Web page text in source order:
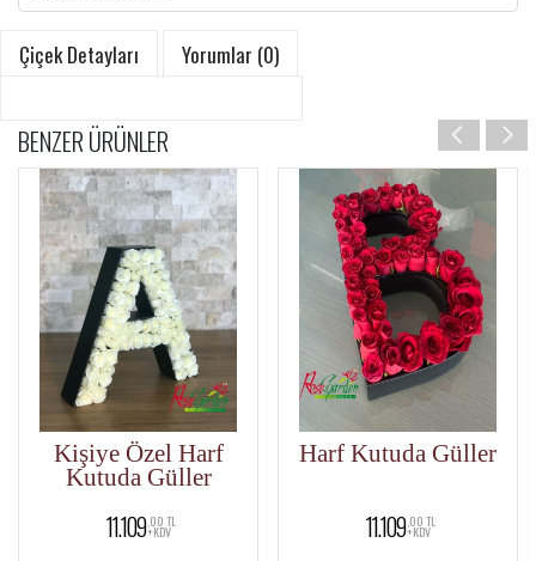
Çiçek Detayları Yorumlar (0)
BENZER ÜRÜNLER
Kişiye Özel Harf
Kutuda Güller
11.109,00 TL
+KDV
Harf Kutuda Güller
11.109,00 TL
+KDV